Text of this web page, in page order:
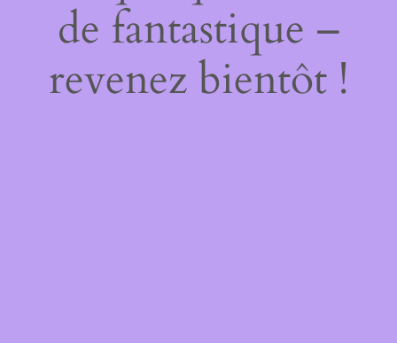
de fantastique –
revenez bientôt !